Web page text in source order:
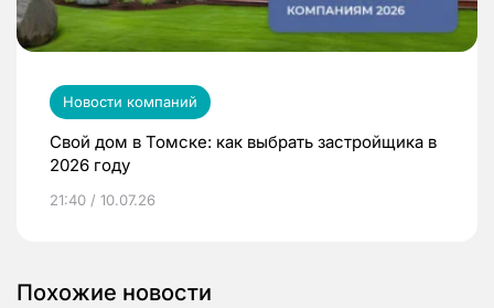
Новости компаний
Свой дом в Томске: как выбрать застройщика в
2026 году
21:40 / 10.07.26
Похожие новости